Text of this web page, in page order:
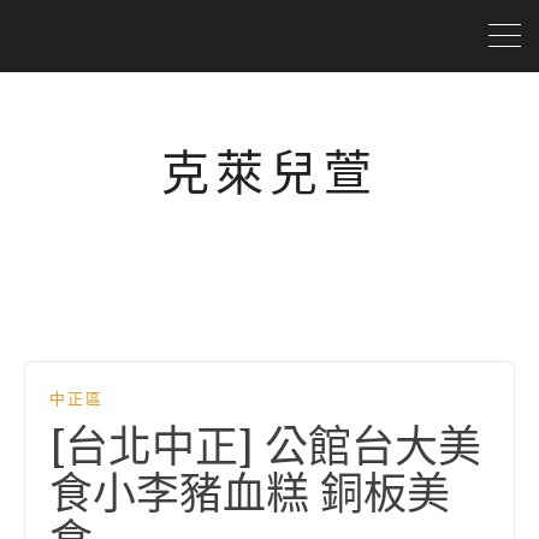
克萊兒萱
中正區
[台北中正] 公館台大美
食小李豬血糕 銅板美